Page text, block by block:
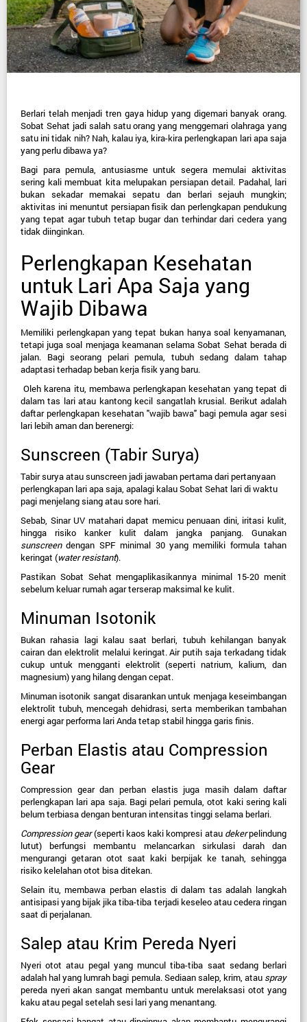
Berlari telah menjadi tren gaya hidup yang digemari banyak orang.
Sobat Sehat jadi salah satu orang yang menggemari olahraga yang
satu ini tidak nih? Nah, kalau iya, kira-kira perlengkapan lari apa saja
yang perlu dibawa ya?
Bagi para pemula, antusiasme untuk segera memulai aktivitas
sering kali membuat kita melupakan persiapan detail. Padahal, lari
bukan sekadar memakai sepatu dan berlari sejauh mungkin;
aktivitas ini menuntut persiapan fisik dan perlengkapan pendukung
yang tepat agar tubuh tetap bugar dan terhindar dari cedera yang
tidak diinginkan.
Perlengkapan Kesehatan
untuk Lari Apa Saja yang
Wajib Dibawa
Memiliki perlengkapan yang tepat bukan hanya soal kenyamanan,
tetapi juga soal menjaga keamanan selama Sobat Sehat berada di
jalan. Bagi seorang pelari pemula, tubuh sedang dalam tahap
adaptasi terhadap beban kerja fisik yang baru.
Oleh karena itu, membawa perlengkapan kesehatan yang tepat di
dalam tas lari atau kantong kecil sangatlah krusial. Berikut adalah
daftar perlengkapan kesehatan "wajib bawa" bagi pemula agar sesi
lari lebih aman dan berenergi:
Sunscreen (Tabir Surya)
Tabir surya atau sunscreen jadi jawaban pertama dari pertanyaan
perlengkapan lari apa saja, apalagi kalau Sobat Sehat lari di waktu
pagi menjelang siang atau sore hari.
Sebab, Sinar UV matahari dapat memicu penuaan dini, iritasi kulit,
sunscreen dengan SPF minimal 30 yang memiliki formula tahan
keringat (water resistant).
Pastikan Sobat Sehat mengaplikasikannya minimal 15-20 menit
sebelum keluar rumah agar terserap maksimal ke kulit.
Minuman Isotonik
Bukan rahasia lagi kalau saat berlari, tubuh kehilangan banyak
cairan dan elektrolit melalui keringat. Air putih saja terkadang tidak
cukup untuk mengganti elektrolit (seperti natrium, kalium, dan
magnesium) yang hilang dengan cepat.
Minuman isotonik sangat disarankan untuk menjaga keseimbangan
elektrolit tubuh, mencegah dehidrasi, serta memberikan tambahan
energi agar performa lari Anda tetap stabil hingga garis finis.
Perban Elastis atau Compression
Gear
Compression gear dan perban elastis juga masih dalam daftar
perlengkapan lari apa saja. Bagi pelari pemula, otot kaki sering kali
belum terbiasa dengan benturan intensitas tinggi selama berlari.
Compression gear (seperti kaos kaki kompresi atau deker pelindung
lutut) berfungsi membantu melancarkan sirkulasi darah dan
mengurangi getaran otot saat kaki berpijak ke tanah, sehingga
risiko kelelahan otot bisa ditekan.
Selain itu, membawa perban elastis di dalam tas adalah langkah
antisipasi yang bijak jika tiba-tiba terjadi keseleo atau cedera ringan
saat di perjalanan.
Salep atau Krim Pereda Nyeri
Nyeri otot atau pegal yang muncul tiba-tiba saat sedang berlari
adalah hal yang lumrah bagi pemula. Sediaan salep, krim, atau spray
pereda nyeri akan sangat membantu untuk merelaksasi otot yang
kaku atau pegal setelah sesi lari yang menantang.